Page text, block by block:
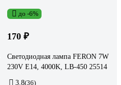
до -6%
170 ₽
Светодиодная лампа FERON 7W
230V E14, 4000K, LB-450 25514
3.8(36)